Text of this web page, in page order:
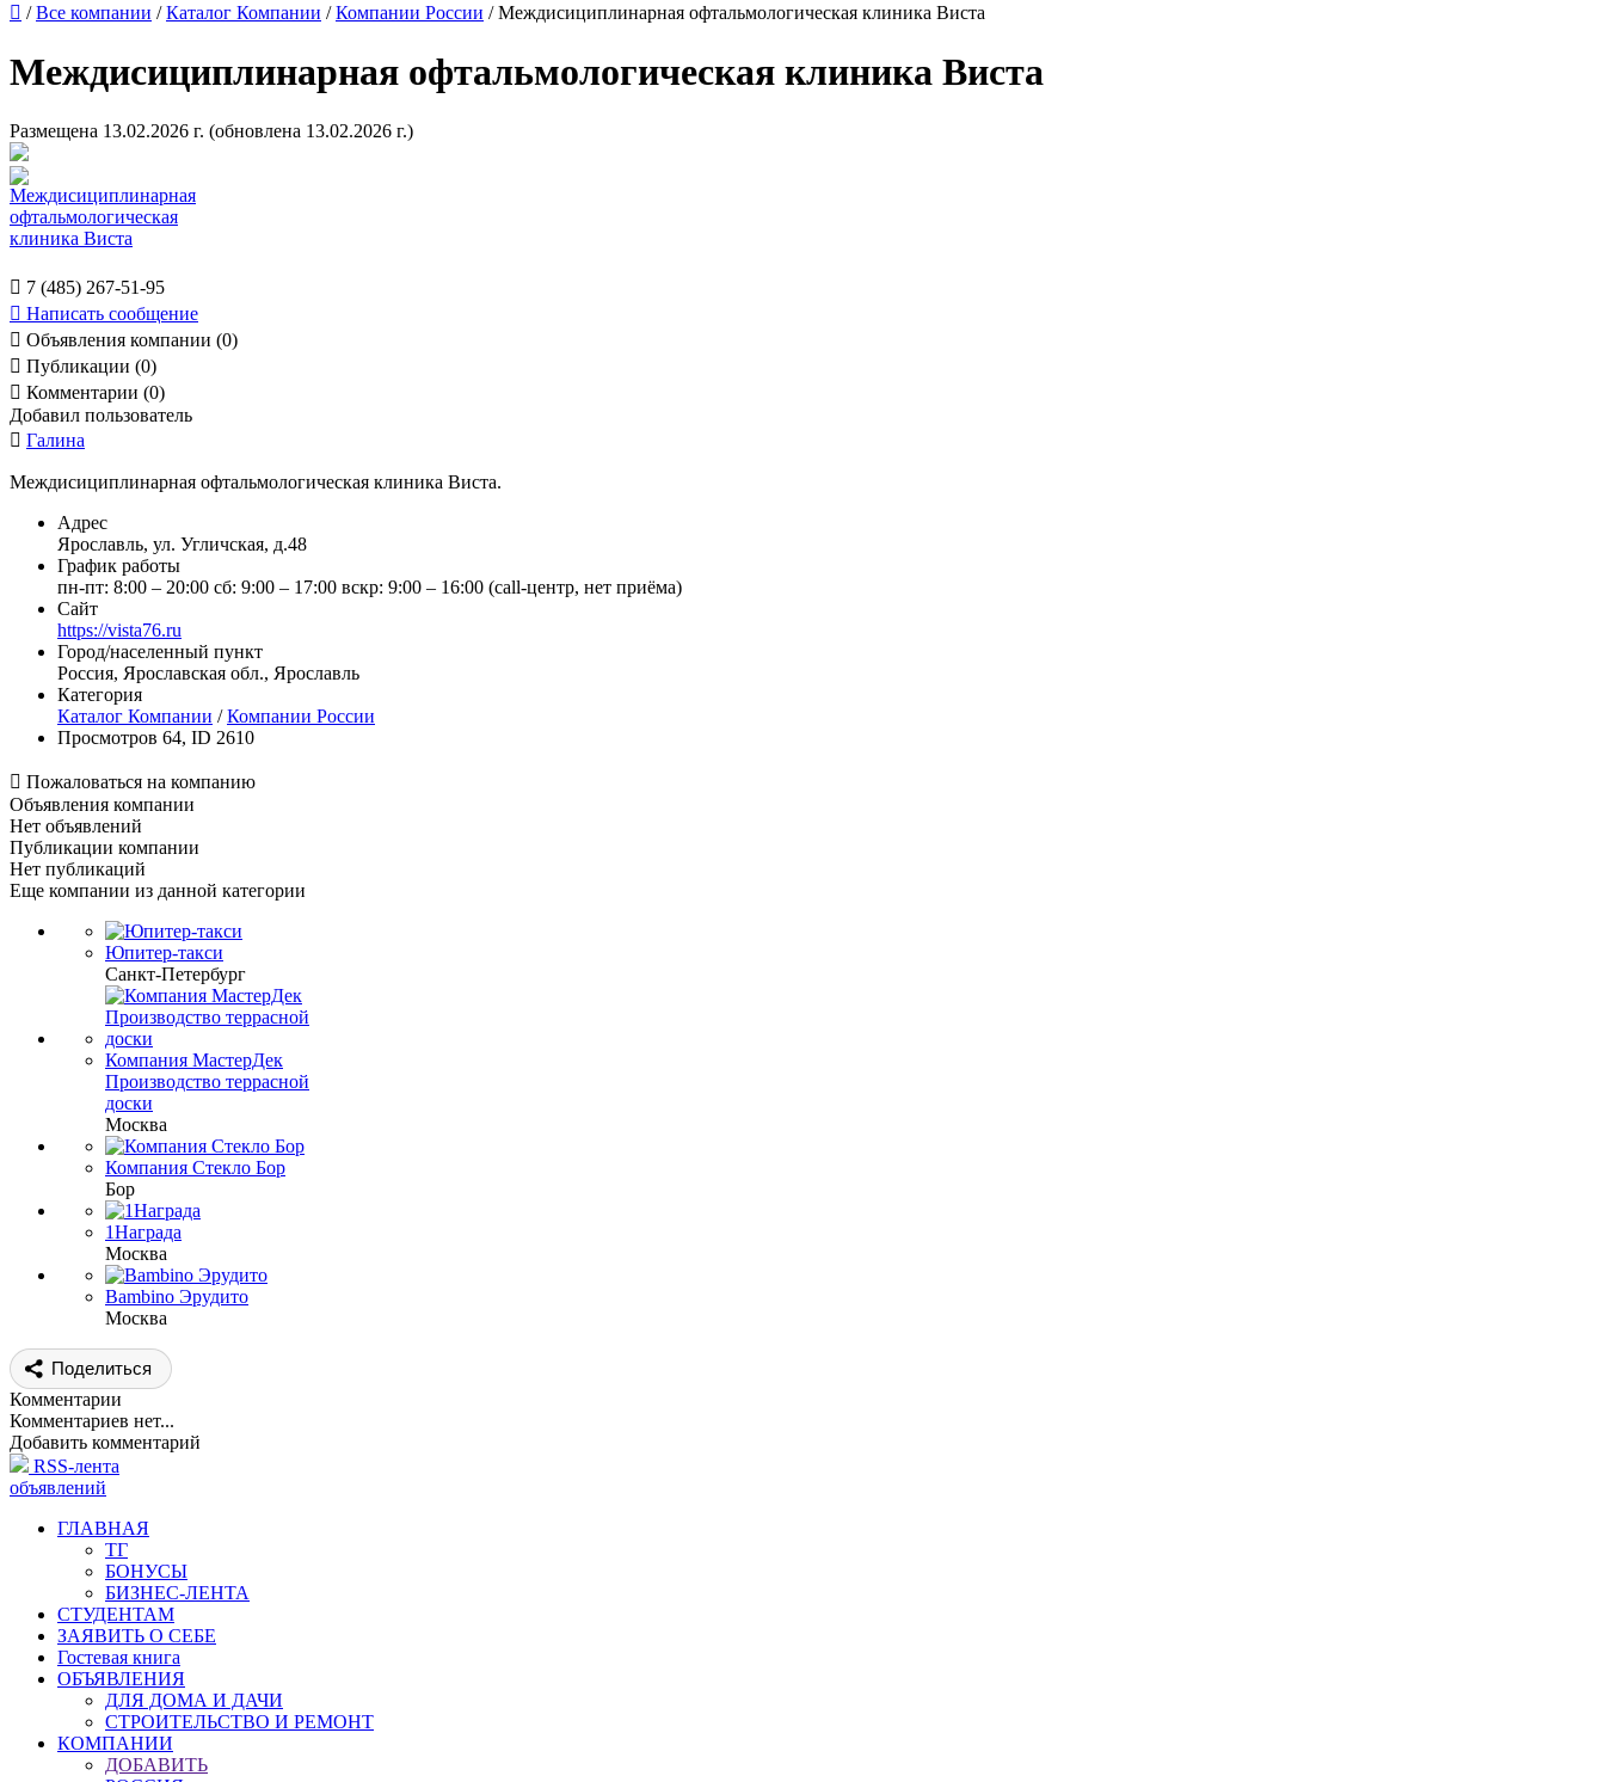
 /Все компании /Каталог Компании /Компании России / Междисициплинарная офтальмологическая клиника Виста
Междисициплинарная офтальмологическая клиника Виста
Размещена 13.02.2026 г. (обновлена 13.02.2026 г.)
 7 (485) 267-51-95
 Написать сообщение
 Объявления компании (0)
 Публикации (0)
 Комментарии (0)
Добавил пользователь
 Галина
Междисициплинарная офтальмологическая клиника Виста.
Адрес
Ярославль, ул. Угличская, д.48
График работы
пн-пт: 8:00 – 20:00 сб: 9:00 – 17:00 вскр: 9:00 – 16:00 (call-центр, нет приёма)
Сайт
https://vista76.ru
Город/населенный пункт
Россия, Ярославская обл., Ярославль
Категория
Каталог Компании /Компании России
Просмотров 64, ID 2610
 Пожаловаться на компанию
Объявления компании
Нет объявлений
Публикации компании
Нет публикаций
Еще компании из данной категории
Юпитер-такси
Санкт-Петербург
Компания МастерДек
Производство террасной
доски
Москва
Компания Стекло Бор
Бор
1Награда
Москва
Bambino Эрудито
Москва
Поделиться
Комментарии
Комментариев нет...
Добавить комментарий
RSS-лента
объявлений
ГЛАВНАЯ
ТГ
БОНУСЫ
БИЗНЕС-ЛЕНТА
СТУДЕНТАМ
ЗАЯВИТЬ О СЕБЕ
Гостевая книга
ОБЪЯВЛЕНИЯ
ДЛЯ ДОМА И ДАЧИ
СТРОИТЕЛЬСТВО И РЕМОНТ
КОМПАНИИ
ДОБАВИТЬ